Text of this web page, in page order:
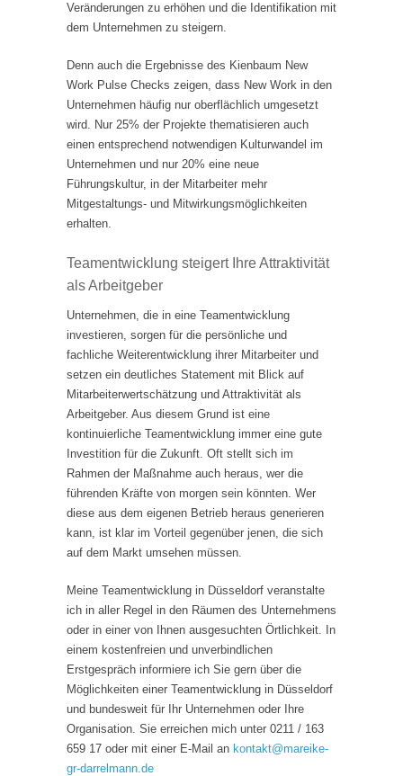
Veränderungen zu erhöhen und die Identifikation mit
dem Unternehmen zu steigern.
Denn auch die Ergebnisse des Kienbaum New
Work Pulse Checks zeigen, dass New Work in den
Unternehmen häufig nur oberflächlich umgesetzt
wird. Nur 25% der Projekte thematisieren auch
einen entsprechend notwendigen Kulturwandel im
Unternehmen und nur 20% eine neue
Führungskultur, in der Mitarbeiter mehr
Mitgestaltungs- und Mitwirkungsmöglichkeiten
erhalten.
Teamentwicklung steigert Ihre Attraktivität
als Arbeitgeber
Unternehmen, die in eine Teamentwicklung
investieren, sorgen für die persönliche und
fachliche Weiterentwicklung ihrer Mitarbeiter und
setzen ein deutliches Statement mit Blick auf
Mitarbeiterwertschätzung und Attraktivität als
Arbeitgeber. Aus diesem Grund ist eine
kontinuierliche Teamentwicklung immer eine gute
Investition für die Zukunft. Oft stellt sich im
Rahmen der Maßnahme auch heraus, wer die
führenden Kräfte von morgen sein könnten. Wer
diese aus dem eigenen Betrieb heraus generieren
kann, ist klar im Vorteil gegenüber jenen, die sich
auf dem Markt umsehen müssen.
Meine Teamentwicklung in Düsseldorf veranstalte
ich in aller Regel in den Räumen des Unternehmens
oder in einer von Ihnen ausgesuchten Örtlichkeit. In
einem kostenfreien und unverbindlichen
Erstgespräch informiere ich Sie gern über die
Möglichkeiten einer Teamentwicklung in Düsseldorf
und bundesweit für Ihr Unternehmen oder Ihre
Organisation. Sie erreichen mich unter 0211 / 163
659 17 oder mit einer E-Mail an kontakt@mareike-
gr-darrelmann.de